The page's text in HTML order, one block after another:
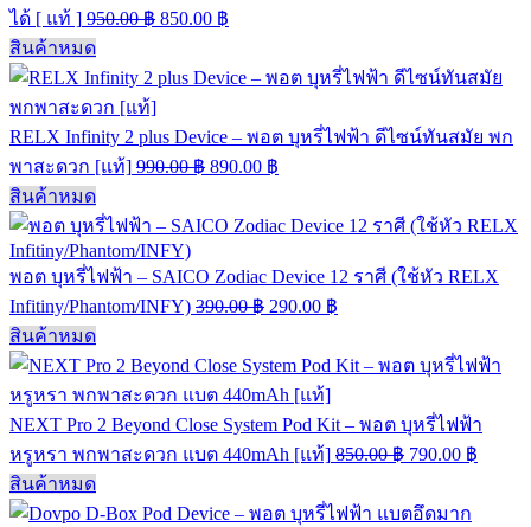
ได้ [ แท้ ] 950.00฿ 850.00 ฿
สินค้าหมด
RELX Infinity 2 plus Device – พอต บุหรี่ไฟฟ้า ดีไซน์ทันสมัย พก
พาสะดวก [แท้] 990.00฿ 890.00 ฿
สินค้าหมด
พอต บุหรี่ไฟฟ้า – SAICO Zodiac Device 12 ราศี (ใช้หัว RELX
Infitiny/Phantom/INFY) 390.00฿ 290.00 ฿
สินค้าหมด
NEXT Pro 2 Beyond Close System Pod Kit – พอต บุหรี่ไฟฟ้า
หรูหรา พกพาสะดวก แบต 440mAh [แท้] 850.00฿ 790.00 ฿
สินค้าหมด